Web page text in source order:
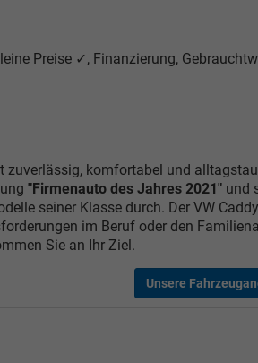
Preise ✓, Finanzierung,
zuverlässig, komfortabel und
"Firmenauto des Jahres 2021"und
seiner Klasse durch. Der VW
im Beruf oder den
Sie an Ihr Ziel.
Unsere